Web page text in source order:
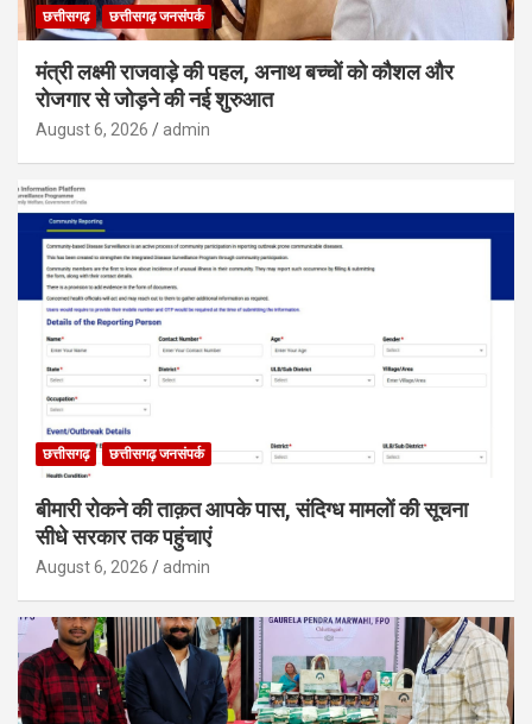
छत्तीसगढ़ छत्तीसगढ़ जनसंपर्क
मंत्री लक्ष्मी राजवाड़े की पहल, अनाथ बच्चों को कौशल और
रोजगार से जोड़ने की नई शुरुआत
August 6, 2026 admin
छत्तीसगढ़ छत्तीसगढ़ जनसंपर्क
बीमारी रोकने की ताक़त आपके पास, संदिग्ध मामलों की सूचना
सीधे सरकार तक पहुंचाएं
August 6, 2026 admin